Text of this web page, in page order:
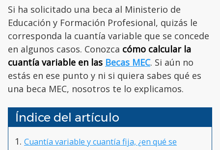
Si ha solicitado una beca al Ministerio de
Educación y Formación Profesional, quizás le
corresponda la cuantía variable que se concede
en algunos casos. Conozca cómo calcular la
cuantía variable en las Becas MEC. Si aún no
estás en ese punto y ni si quiera sabes qué es
una beca MEC, nosotros te lo explicamos.
Índice del artículo
Cuantía variable y cuantía fija, ¿en qué se